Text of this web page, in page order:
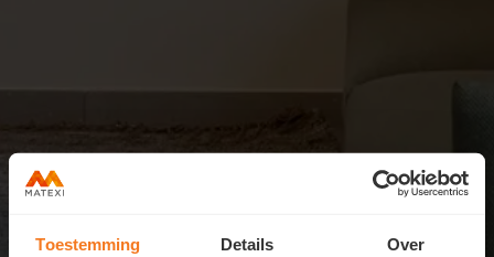
Toestemming Details Over